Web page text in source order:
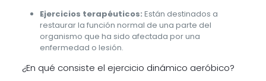
Ejercicios terapéuticos: Están destinados a
restaurar la función normal de una parte del
organismo que ha sido afectada por una
enfermedad o lesión.
¿En qué consiste el ejercicio dinámico aeróbico?